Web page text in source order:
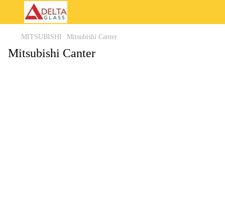
MITSUBISHI Mitsubishi Canter
Mitsubishi Canter